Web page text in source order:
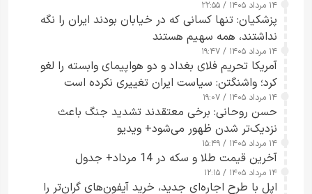
۱۴ مرداد ۱۴۰۵ / ۲۲:۵۵
پزشکیان: تنها کسانی که در خیابان بودند ایران را نگه
نداشتند، همه سهیم هستند
۱۴ مرداد ۱۴۰۵ / ۱۹:۴۷
آمریکا تحریم فلای بغداد و دو هواپیمای وابسته را لغو
کرد؛ واشنگتن: سیاست ایران تغییری نکرده است
۱۴ مرداد ۱۴۰۵ / ۱۹:۰۷
حسن روحانی: برخی معتقدند تشدید جنگ باعث
نزدیک‌تر شدن ظهور می‌شود+ ویدیو
۱۴ مرداد ۱۴۰۵ / ۱۵:۴۹
آخرین قیمت طلا و سکه در 14 مرداد+ جدول
۱۴ مرداد ۱۴۰۵ / ۱۲:۱۵
اپل با طرح اجاره‌ای جدید، خرید آیفون‌های گران‌تر را